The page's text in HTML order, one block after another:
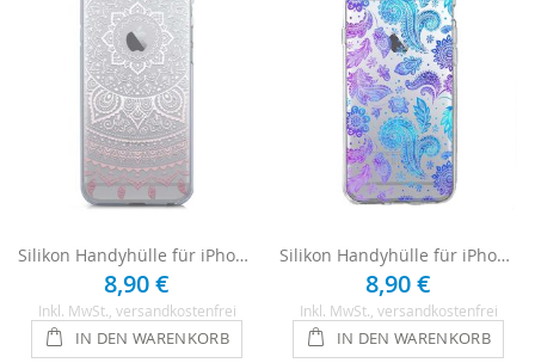
Silikon Handyhülle für iPhone 7 - Pinkes Mandala
8,90 €
Inkl. MwSt. , versandkostenfrei
IN DEN WARENKORB
Silikon Handyhülle für iPhone 7 - Blumen
8,90 €
Inkl. MwSt. , versandkostenfrei
IN DEN WARENKORB